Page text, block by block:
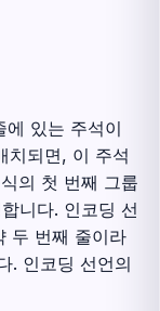
있는 주석이
치되면, 이 주석
의 첫 번째 그룹
니다. 인코딩 선
두 번째 줄이라
. 인코딩 선언의